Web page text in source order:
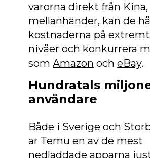
varorna direkt från
mellanhänder, kan de
kostnaderna på
nivåer och konkurrera
som Amazon och eBay.
Hundratals
användare
Både i Sverige och
är Temu en av de mest
nedladdade apparna